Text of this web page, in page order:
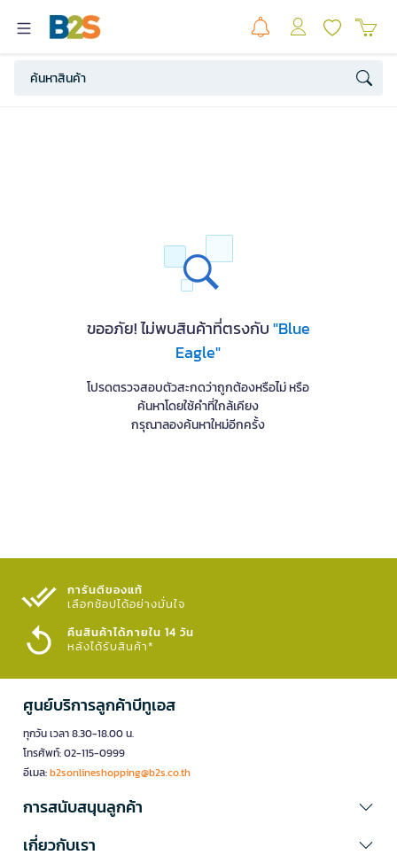
ขออภัย! ไม่พบสินค้าที่ตรงกับ"Blue
Eagle"
โปรดตรวจสอบตัวสะกดว่าถูกต้องหรือไม่ หรือ
ค้นหาโดยใช้คำที่ใกล้เคียง
กรุณาลองค้นหาใหม่อีกครั้ง
การันตีของแท้
เลือกช้อปได้อย่างมั่นใจ​
คืนสินค้าได้ภายใน 14 วัน
หลังได้รับสินค้า*
ศูนย์บริการลูกค้าบีทูเอส
ทุกวัน เวลา 8.30-18.00 น.
โทรศัพท์: 02-115-0999
อีเมล:b2sonlineshopping@b2s.co.th
การสนับสนุนลูกค้า
เกี่ยวกับเรา